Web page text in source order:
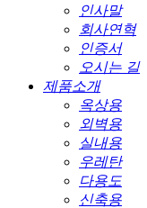
인사말
회사연혁
인증서
오시는 길
제품소개
옥상용
외벽용
실내용
우레탄
다용도
신축용